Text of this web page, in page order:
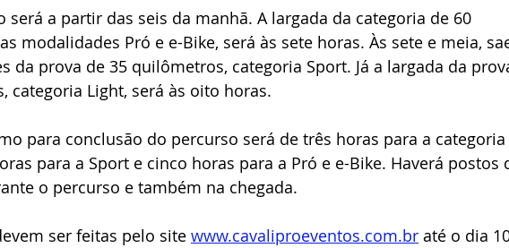
será a partir das seis da manhã. A largada da categoria de 60
modalidades Pró e e-Bike, será às sete horas. Às sete e meia,
da prova de 35 quilômetros, categoria Sport. Já a largada da
categoria Light, será às oito horas.
para conclusão do percurso será de três horas para a categoria
para a Sport e cinco horas para a Pró e e-Bike. Haverá postos
o percurso e também na chegada.
ser feitas pelo site www.cavaliproeventos.com.br até o dia